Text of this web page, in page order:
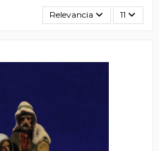
Relevancia 11